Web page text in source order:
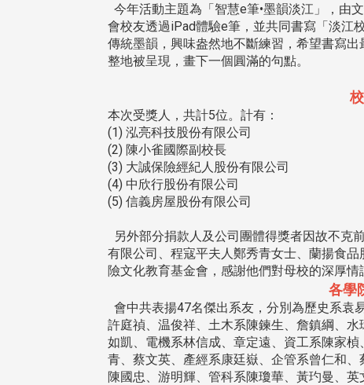
今年活動主題為「智慧e筆•墨韻淡江」，由
會校友透過iPad體驗e筆，並共同書寫「淡江
傳統墨韻，興味盎然地不斷練習，希望書寫
整地被呈現，畫下一個圓滿的句點。
本次受獎人，共計5位。計有：
(1) 泓亮科技股份有限公司
(2) 陳小雀國際副校長
(3) 大誠保險經紀人股份有限公司
(4) 中欣行股份有限公司
(5) 信義房屋股份有限公司
另外部分捐款人及公司團體得獎者因故不克
有限公司、程寇平夫人鄭秀青女士、蘭揚食
險文化教育基金會，感謝他們對母校的深厚情
各學
會中共表揚47名傑出系友，分別為歷史系袁
許庭禎、温俊祥、土木系陳鍊生、詹鎮綱、
如凱、電機系林信成、章定遠、資工系陳家
青、蔡文英、產經系康廷嶽、企管系曾仁和
陳國忠、游明輝、管科系陳瓊華、黃玓曼、